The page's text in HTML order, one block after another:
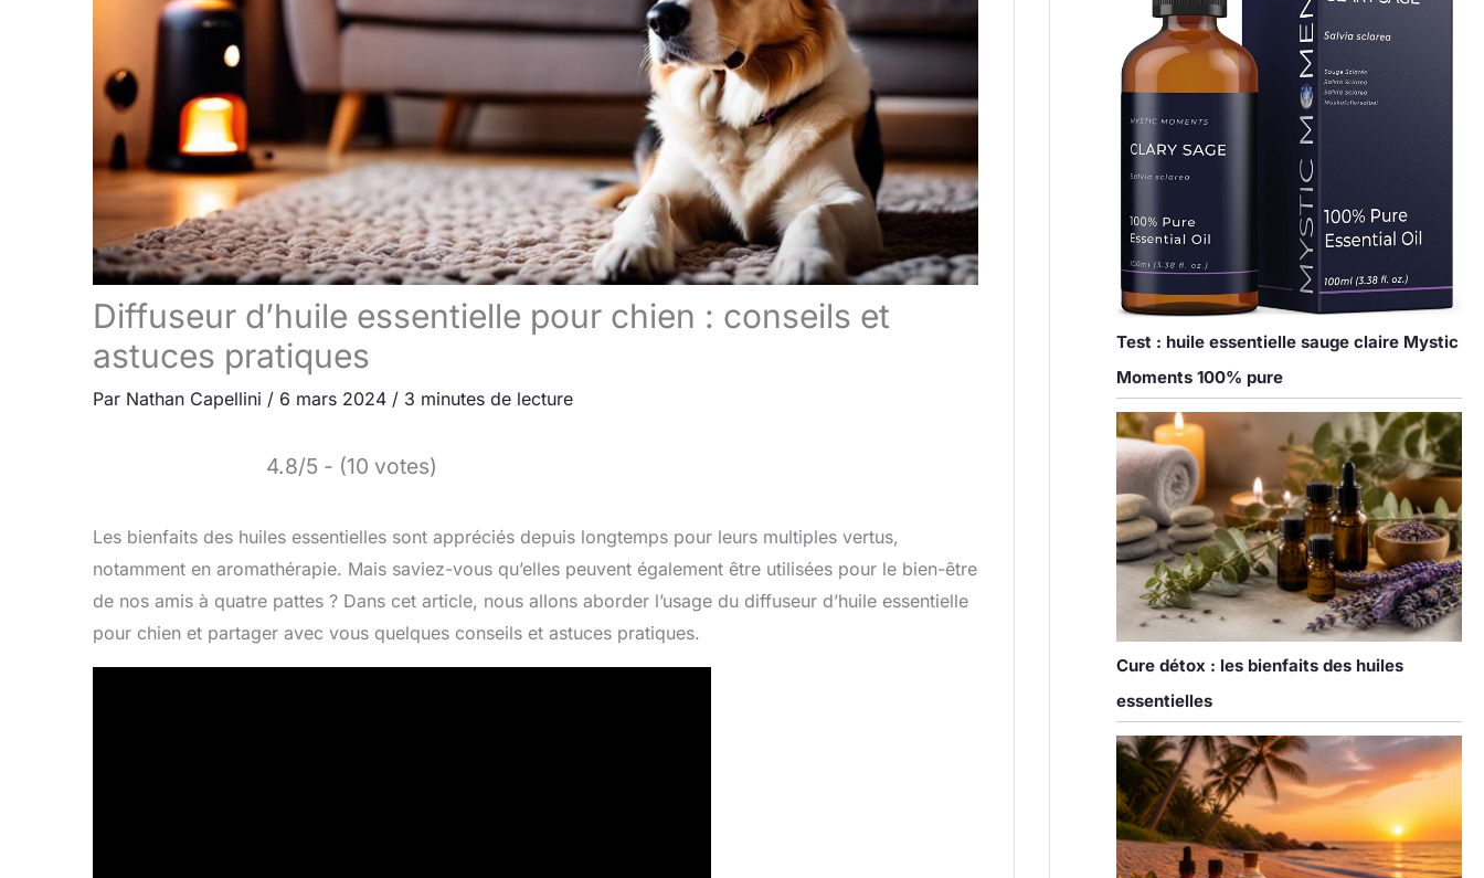
Diffuseur d’huile essentielle pour chien : conseils et
astuces pratiques
Par Nathan Capellini / 6 mars 2024 / 3 minutes de lecture
4.8/5 - (10 votes)
Les bienfaits des huiles essentielles sont appréciés depuis longtemps pour leurs multiples vertus,
notamment en aromathérapie. Mais saviez-vous qu’elles peuvent également être utilisées pour le bien-être
de nos amis à quatre pattes ? Dans cet article, nous allons aborder l’usage du diffuseur d’huile essentielle
pour chien et partager avec vous quelques conseils et astuces pratiques.
Test : huile essentielle sauge claire Mystic
Moments 100% pure
Cure détox : les bienfaits des huiles
essentielles